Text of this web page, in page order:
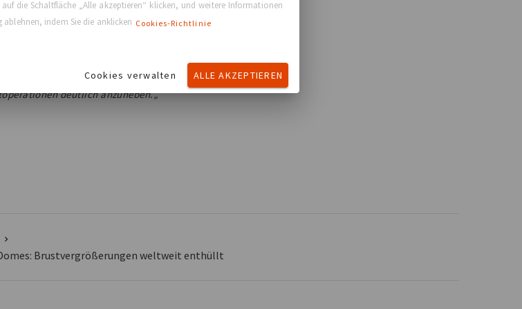
aus und eröffnet
2022 zunächst auf den
plastischen Chirurgen und
zu können, um das Leben von
deutlich anzuheben.„
Brustvergrößerungen weltweit enthüllt
die Schaltfläche „Alle akzeptieren“ klicken, und weitere Informationen
indem Sie die anklicken Cookies-Richtlinie
Cookies verwalten ALLE AKZEPTIEREN